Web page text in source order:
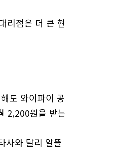
리점은 더 큰 현
도 와이파이 공
2,200원을 받는
사와 달리 알뜰